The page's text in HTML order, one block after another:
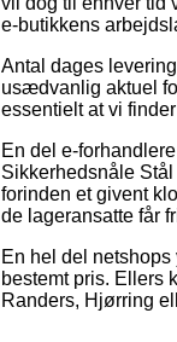
e-butikkens
Antal dages
usædvanlig aktuel
essentielt at vi
En del e-
Sikkerhedsnåle
forinden et givent
de lageransatte får
En hel del
bestemt pris. Ellers
Randers, Hjørring